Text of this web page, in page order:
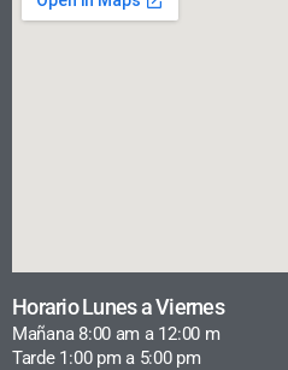
Horario Lunes a Viernes
Mañana 8:00 am a 12:00 m
Tarde 1:00 pm a 5:00 pm